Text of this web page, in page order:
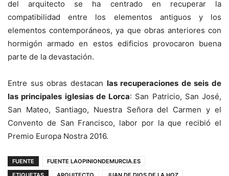
del arquitecto se ha centrado en recuperar la
compatibilidad entre los elementos antiguos y los
elementos contemporáneos, ya que obras anteriores con
hormigón armado en estos edificios provocaron buena
parte de la devastación.
Entre sus obras destacan las recuperaciones de seis de
las principales iglesias de Lorca: San Patricio, San José,
San Mateo, Santiago, Nuestra Señora del Carmen y el
Convento de San Francisco, labor por la que recibió el
Premio Europa Nostra 2016.
FUENTE
FUENTE LAOPINIONDEMURCIA.ES